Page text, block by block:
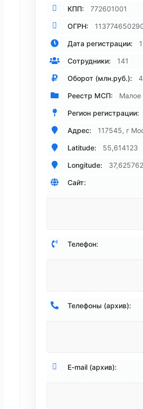
КПП: 772601001
ОГРН:
Дата регистрации:
Сотрудники: 141
Оборот (млн.руб.):
Реестр МСП: Малое
Регион регистрации:
Адрес: 117545, г
Latitude: 55,614123
Longitude:
Сайт:
Телефон:
Телефоны (архив):
E-mail (архив):